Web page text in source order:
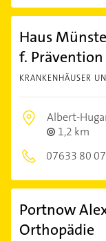
Haus
f.
KRANKENHÄUSER
Albert-
1,2 km
07633 80
Portnow
Orthopädie